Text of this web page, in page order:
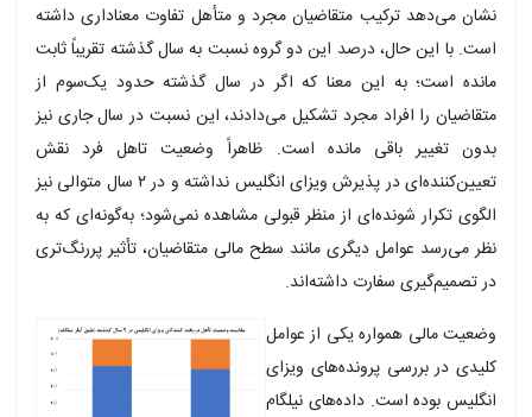
می‌دهد ترکیب متقاضیان مجرد و متأهل تفاوت معناداری داشته
با این حال، درصد این دو گروه نسبت به سال گذشته تقریباً ثابت
است؛ به این معنا که اگر در سال گذشته حدود یک‌سوم از
را افراد مجرد تشکیل می‌دادند، این نسبت در سال جاری نیز
تغییر باقی مانده است. ظاهراً وضعیت تاهل فرد نقش
تعیین‌کننده‌ای در پذیرش ویزای انگلیس نداشته و در ۲ سال متوالی نیز
تکرار شونده‌ای از منظر قبولی مشاهده نمی‌شود؛ به‌گونه‌ای که به
می‌رسد عوامل دیگری مانند سطح مالی متقاضیان، تأثیر پررنگ‌تری
تصمیم‌گیری سفارت داشته‌اند.
مالی همواره یکی از عوامل
در بررسی پرونده‌های ویزای
بوده است. داده‌های نیلگام